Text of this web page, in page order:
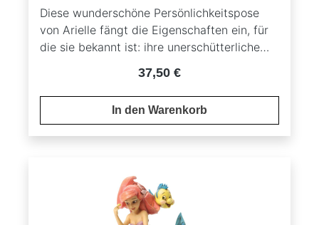
Diese wunderschöne Persönlichkeitspose
von Arielle fängt die Eigenschaften ein, für
die sie bekannt ist: ihre unerschütterliche
bezaubernden Pose, die ihre Abenteuerlust
und ihren unabhängigen Geist widerspiegelt,
bringt sie den Charme von Arielle, die
Liebe und Detailtreue von Hand gefertigt
und bemalt.Hergestellt aus hochwertigem
Steinguss, garantiert diese Figur sowohl
Regulärer Preis:
37,50 €
In den Warenkorb